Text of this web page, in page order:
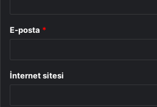
E-posta *
İnternet sitesi